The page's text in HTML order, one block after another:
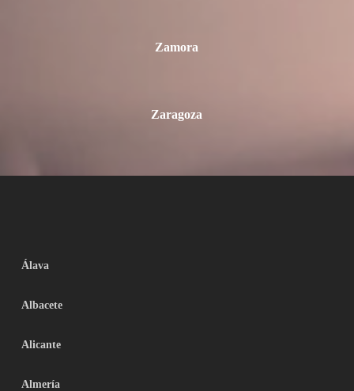
Zamora
Zaragoza
Álava
Albacete
Alicante
Almería